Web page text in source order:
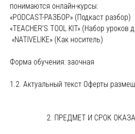
понимаются онлайн-курсы:
«PODCAST-РАЗБОР» (Подкаст разбор)
«TEACHER’S TOOL KIT» (Набор
«NATIVELIKE» (Как носитель)
Форма обучения: заочная
1.2. Актуальный текст Оферты
2. ПРЕДМЕТ И СРОК